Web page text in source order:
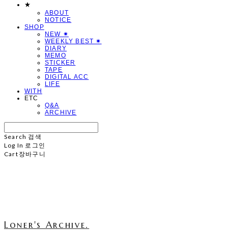
★
ABOUT
NOTICE
SHOP
NEW ✷
WEEKLY BEST ✷
DIARY
MEMO
STICKER
TAPE
DIGITAL ACC
LIFE
WITH
ETC
Q&A
ARCHIVE
Search 검색
Log In 로그인
Cart 장바구니
Loner's Archive.